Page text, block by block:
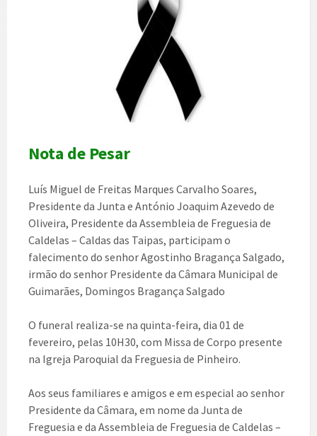
Nota de Pesar
Luís Miguel de Freitas Marques Carvalho Soares,
Presidente da Junta e António Joaquim Azevedo de
Oliveira, Presidente da Assembleia de Freguesia de
Caldelas – Caldas das Taipas, participam o
falecimento do senhor Agostinho Bragança Salgado,
irmão do senhor Presidente da Câmara Municipal de
Guimarães, Domingos Bragança Salgado
O funeral realiza-se na quinta-feira, dia 01 de
fevereiro, pelas 10H30, com Missa de Corpo presente
na Igreja Paroquial da Freguesia de Pinheiro.
Aos seus familiares e amigos e em especial ao senhor
Presidente da Câmara, em nome da Junta de
Freguesia e da Assembleia de Freguesia de Caldelas –